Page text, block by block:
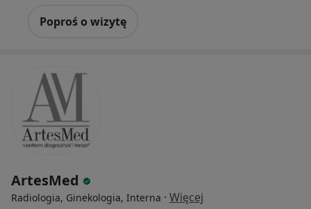
Poproś o wizytę
ArtesMed
Radiologia, Ginekologia, Interna · Więcej